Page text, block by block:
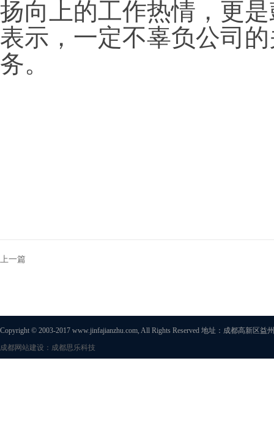
扬向上的工作热情，更
表示，一定不辜负公司
务。
上一篇
Copyright © 2003-2017 www.jinfajianzhu.com, All Rights Reserved 地址：成都高新区
成都网站建设：成都思乐科技